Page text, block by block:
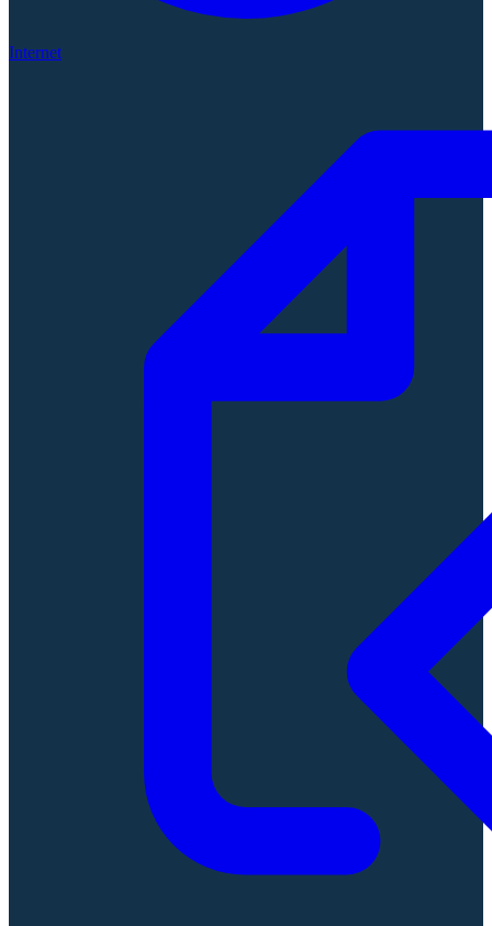
Internet